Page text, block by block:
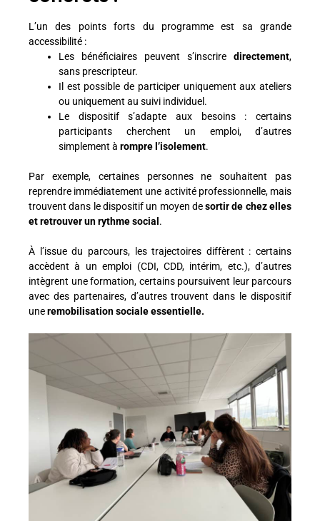
L’un des points forts du programme est sa grande
accessibilité :
Les bénéficiaires peuvent s’inscrire directement,
sans prescripteur.
Il est possible de participer uniquement aux ateliers
ou uniquement au suivi individuel.
Le dispositif s’adapte aux besoins : certains
participants cherchent un emploi, d’autres
simplement à rompre l’isolement.
Par exemple, certaines personnes ne souhaitent pas
reprendre immédiatement une activité professionnelle, mais
trouvent dans le dispositif un moyen desortir de chez elles
et retrouver un rythme social .
À l’issue du parcours, les trajectoires diffèrent : certains
accèdent à un emploi (CDI, CDD, intérim, etc.), d’autres
intègrent une formation, certains poursuivent leur parcours
avec des partenaires, d’autres trouvent dans le dispositif
uneremobilisation sociale essentielle.